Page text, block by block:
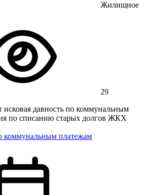
Жилищное
29
исковая давность по коммунальным
по списанию старых долгов ЖКХ
коммунальным платежам